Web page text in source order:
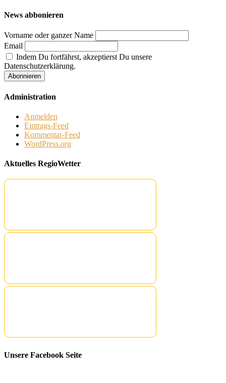
News abbonieren
Vorname oder ganzer Name
Email
Indem Du fortfährst, akzeptierst Du unsere
Datenschutzerklärung.
Administration
Anmelden
Eintrags-Feed
Kommentar-Feed
WordPress.org
Aktuelles RegioWetter
Unsere Facebook Seite